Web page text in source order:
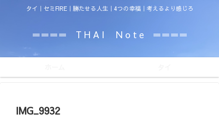
タイ｜セミFIRE｜勝たせる人生｜4つの幸福｜考えるより感じろ
＝＝＝＝ T H A I N o t e ＝＝＝＝
IMG_9932